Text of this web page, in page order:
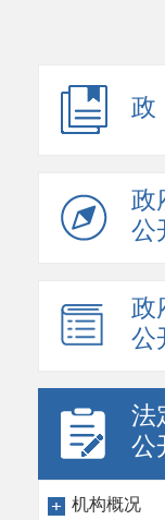
政
公
政
公
法
公
机构概况